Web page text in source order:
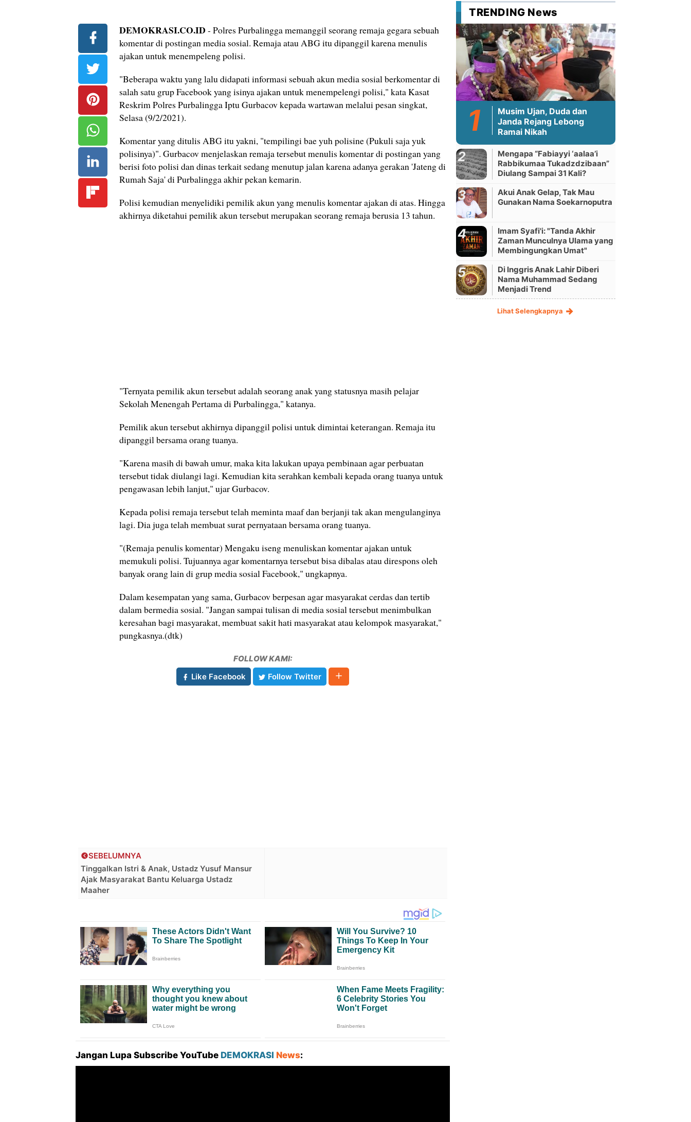
DEMOKRASI.CO.ID - Polres Purbalingga memanggil seorang remaja gegara sebuah
komentar di postingan media sosial. Remaja atau ABG itu dipanggil karena menulis
ajakan untuk menempeleng polisi.
"Beberapa waktu yang lalu didapati informasi sebuah akun media sosial berkomentar di
salah satu grup Facebook yang isinya ajakan untuk menempelengi polisi," kata Kasat
Reskrim Polres Purbalingga Iptu Gurbacov kepada wartawan melalui pesan singkat,
Selasa (9/2/2021).
Komentar yang ditulis ABG itu yakni, "tempilingi bae yuh polisine (Pukuli saja yuk
polisinya)". Gurbacov menjelaskan remaja tersebut menulis komentar di postingan yang
berisi foto polisi dan dinas terkait sedang menutup jalan karena adanya gerakan 'Jateng di
Rumah Saja' di Purbalingga akhir pekan kemarin.
Polisi kemudian menyelidiki pemilik akun yang menulis komentar ajakan di atas. Hingga
akhirnya diketahui pemilik akun tersebut merupakan seorang remaja berusia 13 tahun.
"Ternyata pemilik akun tersebut adalah seorang anak yang statusnya masih pelajar
Sekolah Menengah Pertama di Purbalingga," katanya.
Pemilik akun tersebut akhirnya dipanggil polisi untuk dimintai keterangan. Remaja itu
dipanggil bersama orang tuanya.
"Karena masih di bawah umur, maka kita lakukan upaya pembinaan agar perbuatan
tersebut tidak diulangi lagi. Kemudian kita serahkan kembali kepada orang tuanya untuk
pengawasan lebih lanjut," ujar Gurbacov.
Kepada polisi remaja tersebut telah meminta maaf dan berjanji tak akan mengulanginya
lagi. Dia juga telah membuat surat pernyataan bersama orang tuanya.
"(Remaja penulis komentar) Mengaku iseng menuliskan komentar ajakan untuk
memukuli polisi. Tujuannya agar komentarnya tersebut bisa dibalas atau direspons oleh
banyak orang lain di grup media sosial Facebook," ungkapnya.
Dalam kesempatan yang sama, Gurbacov berpesan agar masyarakat cerdas dan tertib
dalam bermedia sosial. "Jangan sampai tulisan di media sosial tersebut menimbulkan
keresahan bagi masyarakat, membuat sakit hati masyarakat atau kelompok masyarakat,"
pungkasnya.(dtk)
FOLLOW KAMI:
Like Facebook
Follow Twitter
SEBELUMNYA
Tinggalkan Istri & Anak, Ustadz Yusuf Mansur
Ajak Masyarakat Bantu Keluarga Ustadz
Maaher
Jangan Lupa Subscribe YouTube DEMOKRASI News:
TRENDING News
Musim Ujan, Duda dan
Janda Rejang Lebong
Ramai Nikah
Mengapa “Fabiayyi ‘aalaa’i
Rabbikumaa Tukadzdzibaan”
Diulang Sampai 31 Kali?
Akui Anak Gelap, Tak Mau
Gunakan Nama Soekarnoputra
Imam Syafi'i: "Tanda Akhir
Zaman Munculnya Ulama yang
Membingungkan Umat"
Di Inggris Anak Lahir Diberi
Nama Muhammad Sedang
Menjadi Trend
Lihat Selengkapnya